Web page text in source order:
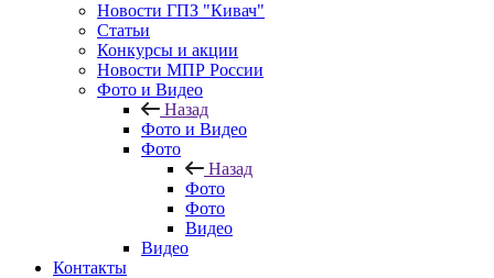
Новости ГПЗ "Кивач"
Статьи
Конкурсы и акции
Новости МПР России
Фото и Видео
Назад
Фото и Видео
Фото
Назад
Фото
Фото
Видео
Видео
Контакты